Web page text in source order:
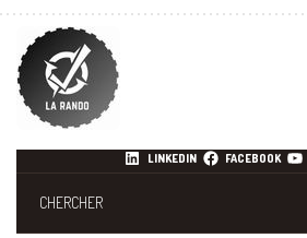
LINKEDIN FACEBOOK